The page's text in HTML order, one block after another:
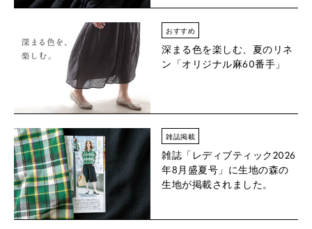
おすすめ
深まる色を楽しむ、夏のリネ
ン「オリジナル麻60番手」
雑誌掲載
雑誌「レディブティック2026
年8月盛夏号」に生地の森の
生地が掲載されました。